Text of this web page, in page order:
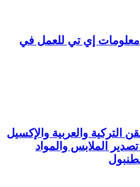
إي تي للعمل في
والعربية والإكسيل
الملابس والمواد